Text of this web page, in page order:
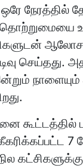
நேரத்தில்
செய்தது.
கூட்டத்தில்
7